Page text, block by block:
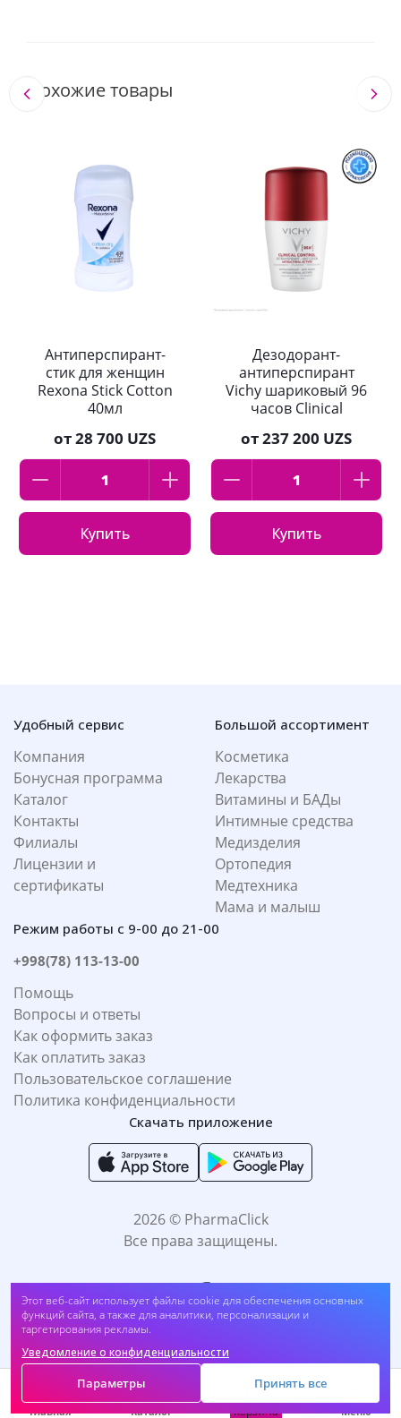
Этот веб-сайт использует файлы cookie для обеспечения основных
функций сайта, а также для аналитики, персонализации и
таргетирования рекламы.
Уведомление о конфиденциальности
Параметры Принять все
Похожие товары
Антиперспирант-
стик для женщин
Rexona Stick Cotton
40мл
от28 700 UZS
Купить
Дезодорант-
антиперспирант
Vichy шариковый 96
часов Clinical
от237 200 UZS
Купить
Удобный сервис
Компания
Бонусная программа
Каталог
Контакты
Филиалы
Лицензии и
сертификаты
Большой ассортимент
Косметика
Лекарства
Витамины и БАДы
Интимные средства
Медизделия
Ортопедия
Медтехника
Мама и малыш
Режим работы с 9-00 до 21-00
+998(78) 113-13-00
Помощь
Вопросы и ответы
Как оформить заказ
Как оплатить заказ
Пользовательское соглашение
Политика конфиденциальности
Скачать приложение
2026 © PharmaClick
Все права защищены.
Принимаем к оплате:
Главная Каталог Корзина Меню